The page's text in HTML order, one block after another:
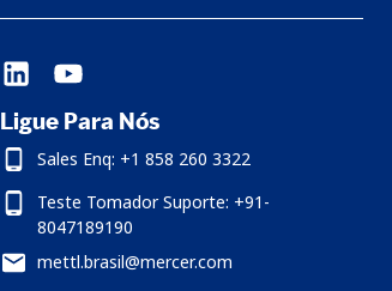
Ligue Para Nós
Sales Enq: +1 858 260 3322
Teste Tomador Suporte: +91-
8047189190
mettl.brasil@mercer.com